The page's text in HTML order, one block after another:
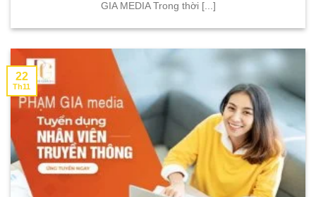
GIA MEDIA Trong thời [...]
22
Th11